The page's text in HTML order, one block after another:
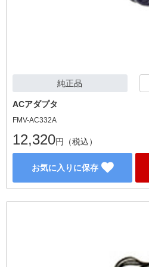
純正品
ACアダプタ
FMV-AC332A
12,320円（税込）
お気に入りに保存